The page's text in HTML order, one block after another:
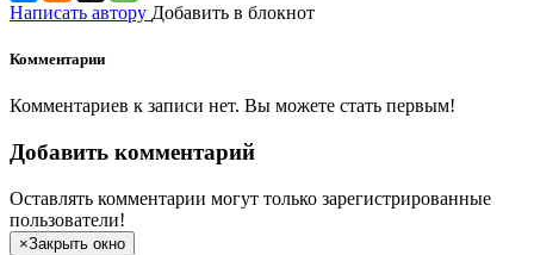
Написать автору Добавить в блокнот
Комментарии
Комментариев к записи нет. Вы можете стать первым!
Добавить комментарий
Оставлять комментарии могут только зарегистрированные
пользователи!
×Закрыть окно